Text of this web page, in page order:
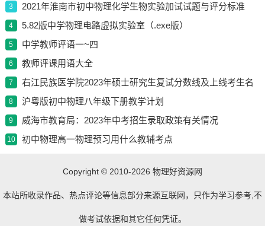
3 2021年淮南市初中物理化学生物实验加试试题与评分标准
4 5.82版中学物理电路虚拟实验室（.exe版）
5 中学教师评语一~四
6 教师评课用语大全
7
右江民族医学院2023年硕士研究生复试分数线及上线考生名
单
8 沪粤版初中物理八年级下册教学计划
9 威海市教育局：2023年中考招生录取政策有关情况
10 初中物理高一物理预习用什么教辅考点
Copyright © 2010-2026 物理好资源网
本站所收录作品、热点评论等信息部分来源互联网，只作为学习参考,不
做考试依据和其它任何凭证。